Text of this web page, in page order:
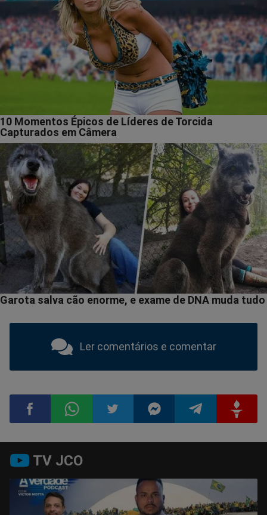
Ler comentários e comentar
no
Facebook
no
Whatsapp
no
Twitter
no
Messenger
no
Telegram
no
Gettr
TV JCO